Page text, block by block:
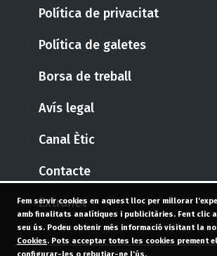
Política de privacitat
Política de galetes
Borsa de treball
Avís legal
Canal Ètic
Contacte
Extranet
Fem servir cookies en aquest lloc per millorar
amb finalitats analítiques i publicitàries. Fent clic
seu ús. Podeu obtenir més informació visitant la
Cookies. Pots acceptar totes les cookies prement